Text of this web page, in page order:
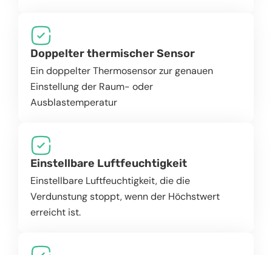
Doppelter thermischer Sensor
Ein doppelter Thermosensor zur genauen
Einstellung der Raum- oder
Ausblastemperatur
Einstellbare Luftfeuchtigkeit
Einstellbare Luftfeuchtigkeit, die die
Verdunstung stoppt, wenn der Höchstwert
erreicht ist.